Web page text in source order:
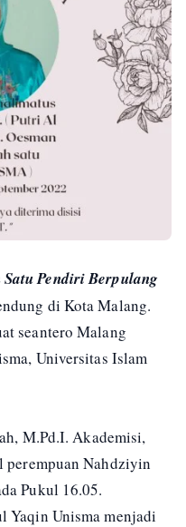
Pendiri Berpulang
di Kota Malang.
seantero Malang
Universitas Islam
M.Pd.I. Akademisi,
perempuan Nahdziyin
Pukul 16.05.
Yaqin Unisma menjadi